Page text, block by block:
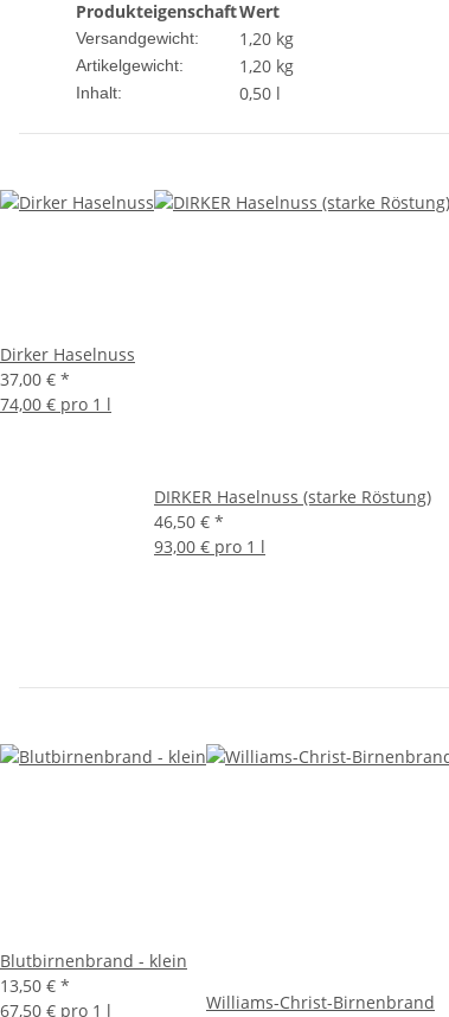
ProdukteigenschaftWert
Versandgewicht: 1,20 kg
Artikelgewicht: 1,20 kg
Inhalt: 0,50 l
Dirker Haselnuss
37,00 € *
74,00 € pro 1 l
DIRKER Haselnuss (starke Röstung)
46,50 € *
93,00 € pro 1 l
Blutbirnenbrand - klein
13,50 € *
67,50 € pro 1 l
Williams-Christ-Birnenbrand